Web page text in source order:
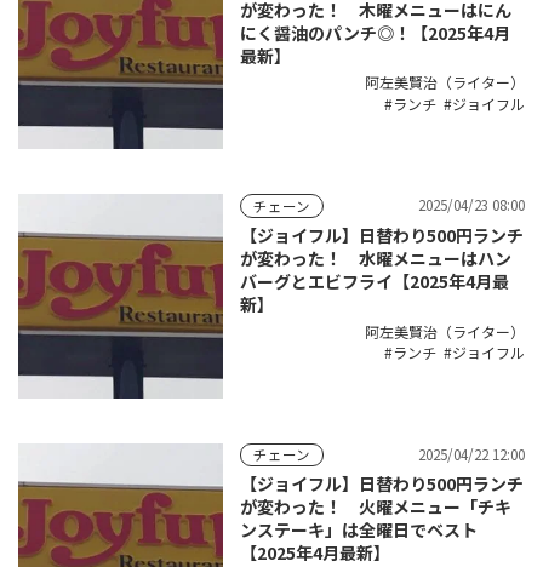
が変わった！ 木曜メニューはにん
にく醤油のパンチ◎！【2025年4月
最新】
阿左美賢治（ライター）
ランチ
ジョイフル
チェーン 2025/04/23 08:00
【ジョイフル】日替わり500円ランチ
が変わった！ 水曜メニューはハン
バーグとエビフライ【2025年4月最
新】
阿左美賢治（ライター）
ランチ
ジョイフル
チェーン 2025/04/22 12:00
【ジョイフル】日替わり500円ランチ
が変わった！ 火曜メニュー「チキ
ンステーキ」は全曜日でベスト
【2025年4月最新】